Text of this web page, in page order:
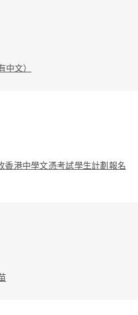
文）
港中學文憑考試學生計劃報名